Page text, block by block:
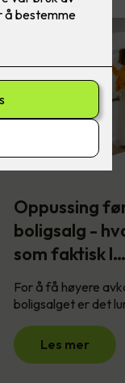
Oppussing
boligsalg -
som faktisk l…
For å få høyere
boligsalget er det
Les mer